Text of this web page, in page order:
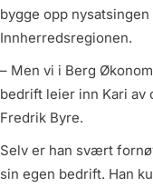
bygge opp
Innherredsregionen.
– Men vi i Berg
bedrift leier inn Kari av
Fredrik Byre.
Selv er han svært
sin egen bedrift. Han